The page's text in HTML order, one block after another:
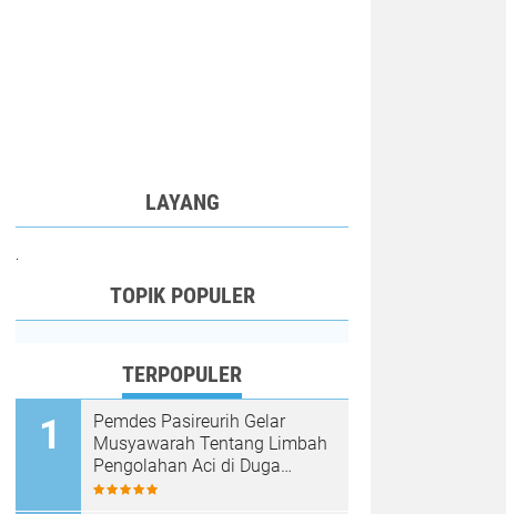
LAYANG
TOPIK POPULER
TERPOPULER
Pemdes Pasireurih Gelar
Musyawarah Tentang Limbah
Pengolahan Aci di Duga
Cemari Sungai Cisata